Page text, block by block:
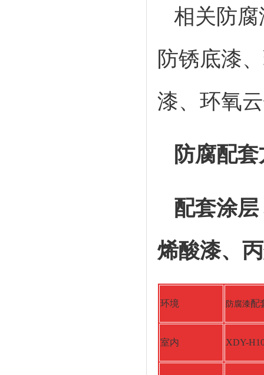
相关防
防锈底漆
漆、环氧
防腐配
配套涂
烯酸漆、
环境 防腐漆配
室内 XDY-